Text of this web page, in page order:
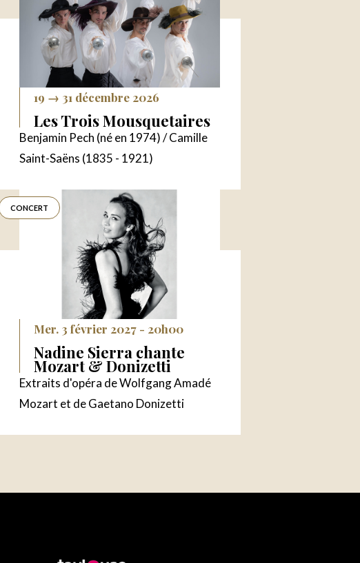
Les Trois Mousquetaires
19 → 31 décembre 2026
Benjamin Pech (né en 1974) / Camille
Saint-Saëns (1835 - 1921)
Nadine Sierra chante
Mozart & Donizetti
Mer. 3 février 2027 - 20h00
Extraits d'opéra de Wolfgang Amadé
Mozart et de Gaetano Donizetti
CONCERT